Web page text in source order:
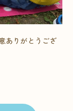
ありがとうござ